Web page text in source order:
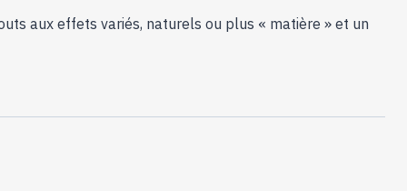
aux effets variés, naturels ou plus « matière » et un